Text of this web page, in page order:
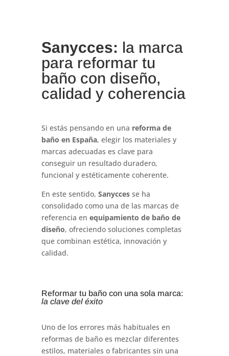
Sanycces: la marca
para reformar tu
baño con diseño,
calidad y coherencia
Si estás pensando en una reforma de
baño en España, elegir los materiales y
marcas adecuadas es clave para
conseguir un resultado duradero,
funcional y estéticamente coherente.
En este sentido, Sanyccesse ha
consolidado como una de las marcas de
referencia en equipamiento de baño de
diseño, ofreciendo soluciones completas
que combinan estética, innovación y
calidad.
Reformar tu baño con una sola marca:
la clave del éxito
Uno de los errores más habituales en
reformas de baño es mezclar diferentes
estilos, materiales o fabricantes sin una